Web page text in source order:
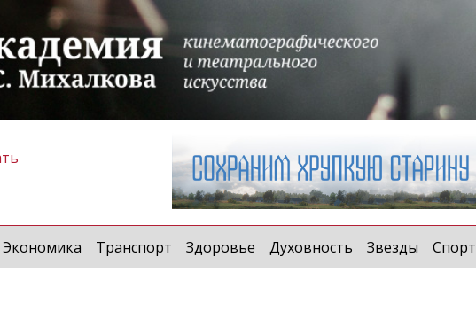
Экономика Транспорт Здоровье Духовность Звезды Спорт